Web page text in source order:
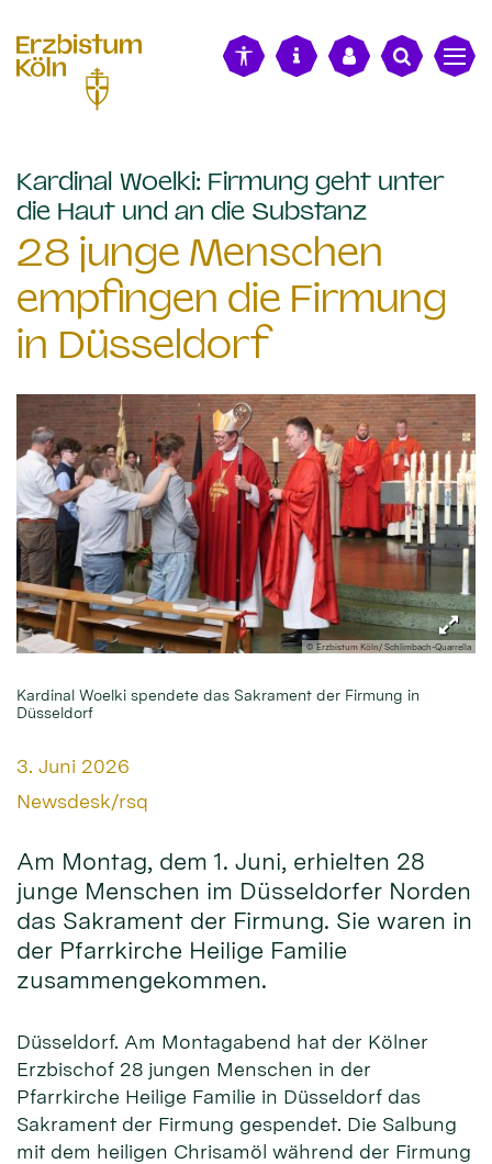
Kardinal Woelki: Firmung geht unter
die Haut und an die Substanz
28 junge Menschen
empfingen die Firmung
in Düsseldorf
© Erzbistum Köln/ Schlimbach-Quarrella
Kardinal Woelki spendete das Sakrament der Firmung in
Düsseldorf
Datum:
3. Juni 2026
Von:
Newsdesk/rsq
Am Montag, dem 1. Juni, erhielten 28
junge Menschen im Düsseldorfer Norden
das Sakrament der Firmung. Sie waren in
der Pfarrkirche Heilige Familie
zusammengekommen.
Düsseldorf. Am Montagabend hat der Kölner
Erzbischof 28 jungen Menschen in der
Pfarrkirche Heilige Familie in Düsseldorf das
Sakrament der Firmung gespendet. Die Salbung
mit dem heiligen Chrisamöl während der Firmung